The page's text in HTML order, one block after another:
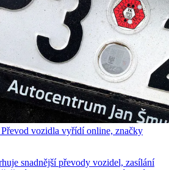
vozidla vyřídí online, značky
snadnější převody vozidel, zasílání